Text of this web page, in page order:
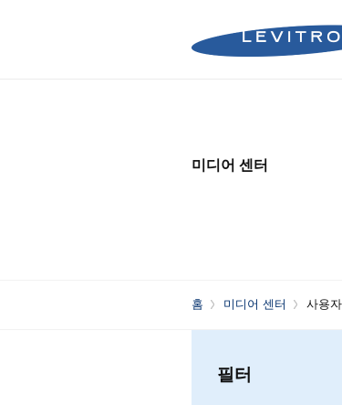
Bioprocessing
Bioprocessing
미디어 센터
홈 미디어 센터 사용
필터